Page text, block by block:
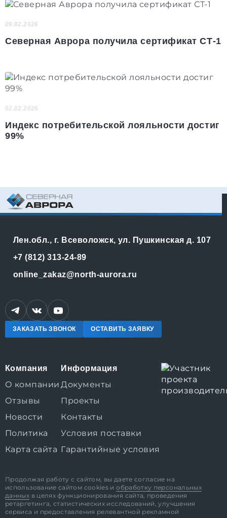
09.02.2026
Северная Аврора получила сертификат СТ-1
02.02.2026
Индекс потребительской лояльности достиг
99%
Лен.обл., г. Всеволожск, ул. Пушкинская д. 107
+7 (812) 313-24-89
online_zakaz@north-aurora.ru
ЗАКАЗАТЬ ЗВОНОК ОСТАВИТЬ ЗАЯВКУ
Компания
О компании
Отзывы
Новости
Политика
Карта сайта
Информация
Документы
Проекты
Контакты
Условия поставки
Гарантийные условия
Продолжая работу с сайтом, вы даете согласие на
использование сайтом cookies иобработку персональных
данных в целях функционирования сайта, проведения
ретаргетинга, статистических исследований, улучшения
сервиса и предоставления релевантной рекламной